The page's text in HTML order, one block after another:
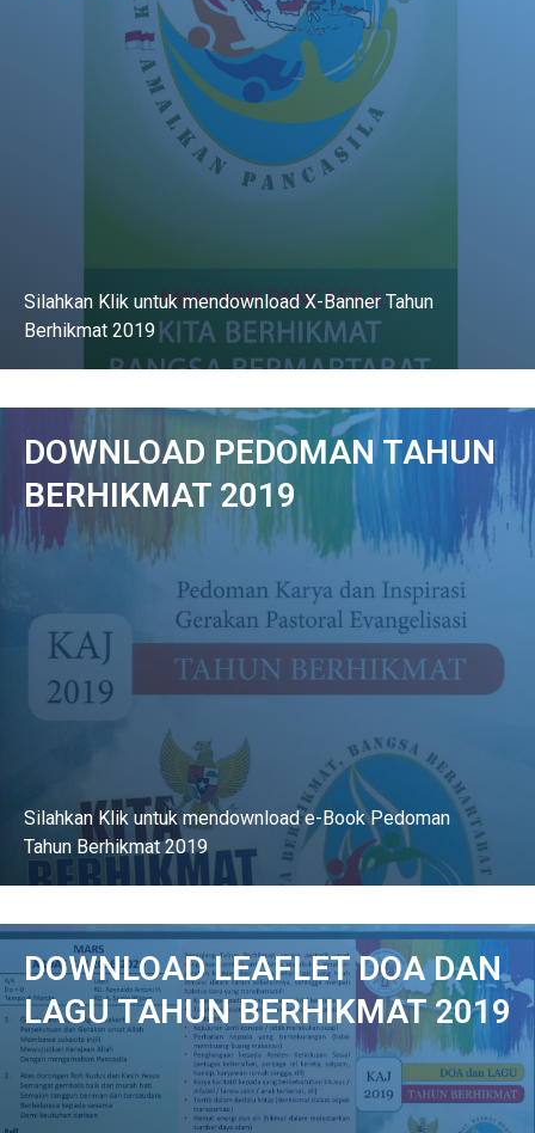
Silahkan Klik untuk mendownload X-Banner Tahun
Berhikmat 2019
DOWNLOAD PEDOMAN TAHUN
BERHIKMAT 2019
Silahkan Klik untuk mendownload e-Book Pedoman
Tahun Berhikmat 2019
DOWNLOAD
DOWNLOAD LEAFLET DOA DAN
LAGU TAHUN BERHIKMAT 2019